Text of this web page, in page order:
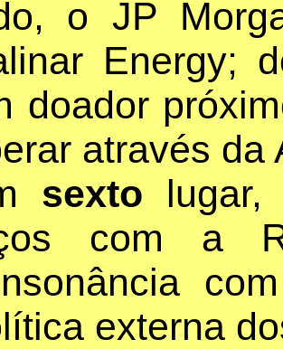
o JP
Energy;
doador
através da
sexto lugar,
com a
externa